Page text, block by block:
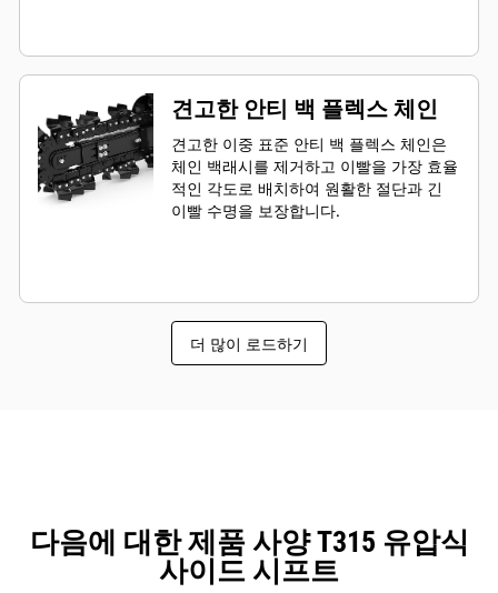
견고한 안티 백 플렉스 체인
견고한 이중 표준 안티 백 플렉스 체인은
체인 백래시를 제거하고 이빨을 가장 효율
적인 각도로 배치하여 원활한 절단과 긴
이빨 수명을 보장합니다.
더 많이 로드하기
다음에 대한 제품 사양 T315 유압식
사이드 시프트